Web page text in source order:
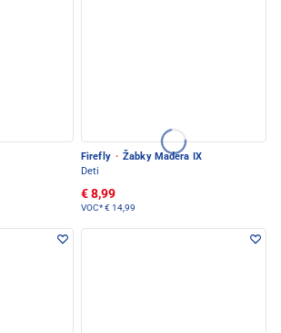
Firefly · Žabky Madera IX
Deti
€ 8,99
VOC*€ 14,99